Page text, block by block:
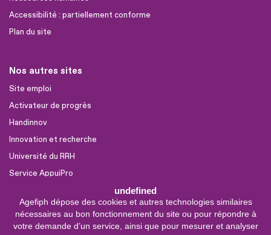
undefined
Agefiph dépose des cookies et autres technologies similaires
nécessaires au bon fonctionnement du site ou pour répondre à
votre demande d’un service, ainsi que pour mesurer et analyser
Accessibilité : partiellement conforme
Plan du site
Nos autres sites
Site emploi
Activateur de progrès
Handinnov
Innovation et recherche
Université du RRH
Service AppuiPro
Nous suivre
Youtube